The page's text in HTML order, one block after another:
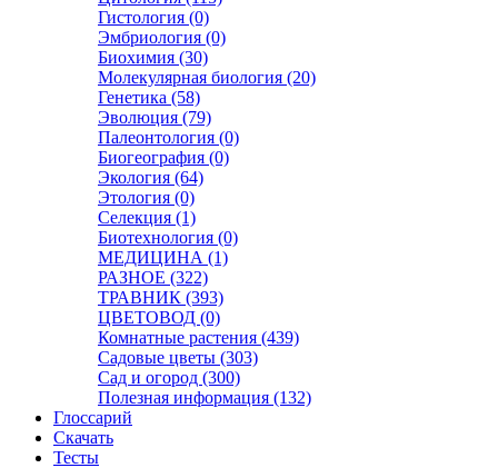
Гистология (0)
Эмбриология (0)
Биохимия (30)
Молекулярная биология (20)
Генетика (58)
Эволюция (79)
Палеонтология (0)
Биогеография (0)
Экология (64)
Этология (0)
Селекция (1)
Биотехнология (0)
МЕДИЦИНА (1)
РАЗНОЕ (322)
ТРАВНИК (393)
ЦВЕТОВОД (0)
Комнатные растения (439)
Садовые цветы (303)
Сад и огород (300)
Полезная информация (132)
Глоссарий
Скачать
Тесты